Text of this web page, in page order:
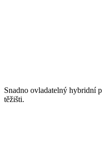
Snadno ovladatelný hybridní
těžišti.